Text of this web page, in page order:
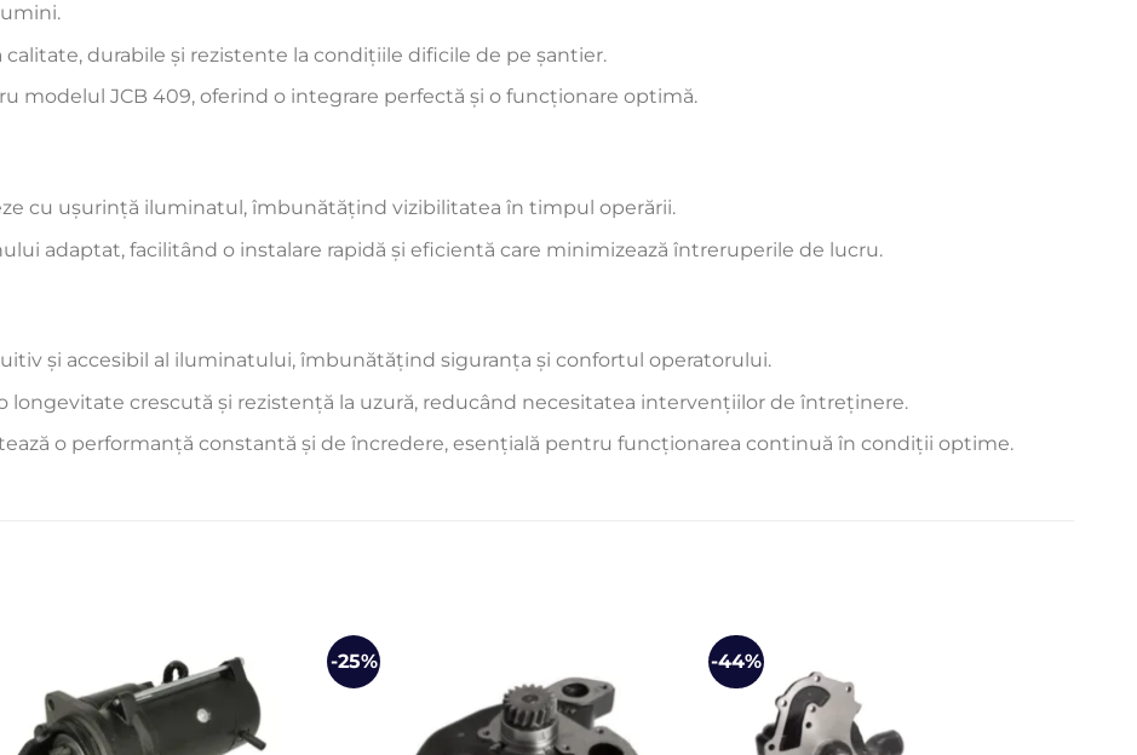
durabile și rezistente la condițiile dificile de pe șantier.
modelul JCB 409, oferind o integrare perfectă și o funcționare optimă.
cu ușurință iluminatul, îmbunătățind vizibilitatea în timpul operării.
adaptat, facilitând o instalare rapidă și eficientă care minimizează întreruperile de lucru.
și accesibil al iluminatului, îmbunătățind siguranța și confortul operatorului.
longevitate crescută și rezistență la uzură, reducând necesitatea intervențiilor de întreținere.
o performanță constantă și de încredere, esențială pentru funcționarea continuă în condiții optime.
-25% -44%